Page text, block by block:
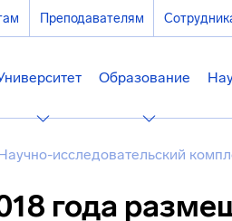
Преподавателям
Образование
исследовательский
года